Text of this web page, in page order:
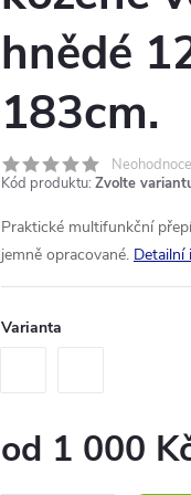
hnědé
183cm.
Kód produktu: Zvolte
Praktické multifunkční
jemně opracované. Detailní
Varianta
od 1 000